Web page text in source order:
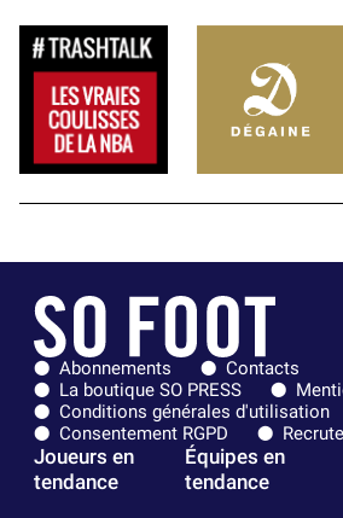
Abonnements
Contacts
La boutique SO PRESS
Conditions générales d'utilisation
Consentement RGPD
Joueurs en
tendance
Équipes en
tendance